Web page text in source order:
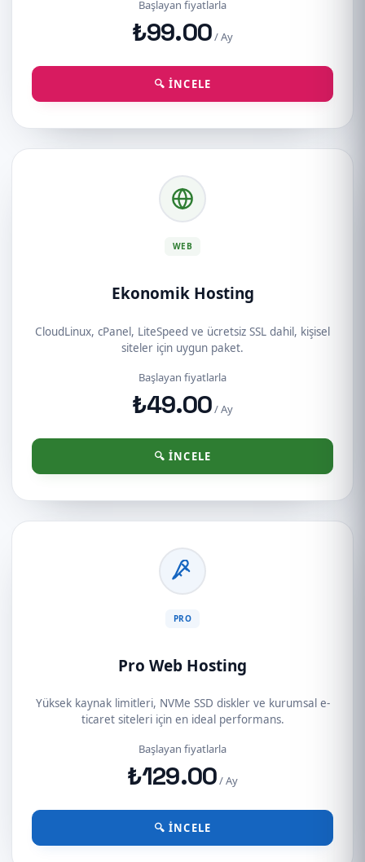
Başlayan fiyatlarla
₺99.00/ Ay
🔍 İNCELE
WEB
Ekonomik Hosting
CloudLinux, cPanel, LiteSpeed ve ücretsiz SSL dahil, kişisel
siteler için uygun paket.
Başlayan fiyatlarla
₺49.00/ Ay
🔍 İNCELE
PRO
Pro Web Hosting
Yüksek kaynak limitleri, NVMe SSD diskler ve kurumsal e-
ticaret siteleri için en ideal performans.
Başlayan fiyatlarla
₺129.00/ Ay
🔍 İNCELE